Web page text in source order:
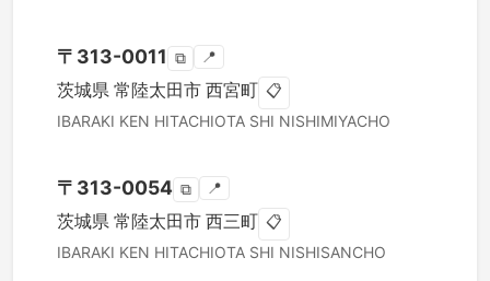
〒 313-0011 ⧉ 📍
茨城県 常陸太田市 西宮町 📋
IBARAKI KEN HITACHIOTA SHI NISHIMIYACHO
〒 313-0054 ⧉ 📍
茨城県 常陸太田市 西三町 📋
IBARAKI KEN HITACHIOTA SHI NISHISANCHO